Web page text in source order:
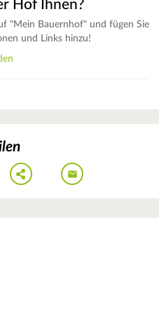
Hof Ihnen?
"Mein Bauernhof" und fügen Sie
und Links hinzu!